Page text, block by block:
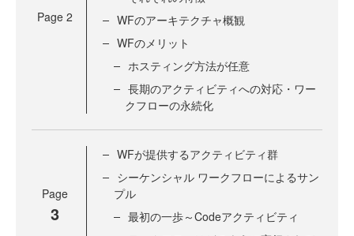
Page 2
WFのアーキテクチャ概観
WFのメリット
ホスティング方法が任意
長期のアクティビティへの対応・ワー
クフローの永続化
Page
3
WFが提供するアクティビティ群
シーケンシャル ワークフローによるサン
プル
最初の一歩～Codeアクティビティ